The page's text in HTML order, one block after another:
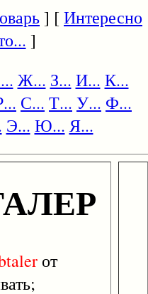
] [Интересно
]
Ж... З... И... К...
С... Т... У... Ф...
Э... Ю... Я...
от